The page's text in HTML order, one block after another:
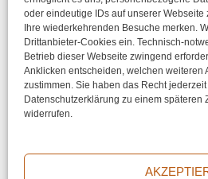
oder eindeutige IDs auf unserer
Ihre wiederkehrenden Besuche merken.
Drittanbieter-Cookies ein. Technisch-
Betrieb dieser Webseite zwingend
Anklicken entscheiden, welchen weiteren
zustimmen. Sie haben das Recht
Datenschutzerklärung zu einem späteren
widerrufen.
Share your